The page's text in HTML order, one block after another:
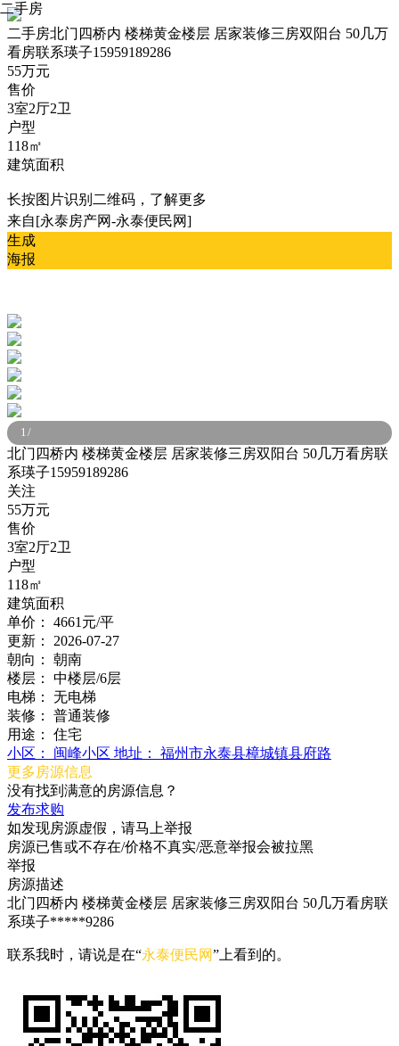
二手房北门四桥内 楼梯黄金楼层 居家装修三房双阳台 50几万
看房联系瑛子15959189286
55万元
售价
3室2厅2卫
户型
118㎡
建筑面积
长按图片识别二维码，了解更多
来自[永泰房产网-永泰便民网]
生成
海报
二手房
1/
北门四桥内 楼梯黄金楼层 居家装修三房双阳台 50几万看房联
系瑛子15959189286
关注
55万元
售价
3室2厅2卫
户型
118㎡
建筑面积
单价：
4661元/平
更新：
2026-07-27
朝向：
朝南
楼层：
中楼层/6层
电梯：
无电梯
装修：
普通装修
用途：
住宅
小区：
闽峰小区 地址：
福州市永泰县樟城镇县府路
更多房源信息
没有找到满意的房源信息？
发布求购
如发现房源虚假，请马上举报
房源已售或不存在/价格不真实/恶意举报会被拉黑
举报
房源描述
北门四桥内 楼梯黄金楼层 居家装修三房双阳台 50几万看房联
系瑛子*****9286
联系我时，请说是在“永泰便民网”上看到的。